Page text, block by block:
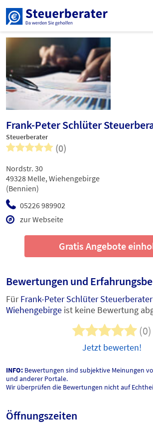
Frank-Peter Schlüter
Steuerberater
(0)
05226 989902
zur Webseite
Nordstr. 30
49328 Melle, Wiehengebirge
(Bennien)
Gratis Angebote
Bewertungen und
FürFrank-Peter Schlüter Steuerberater
Wiehengebirge ist keine Bewertung
(0)
Jetzt bewerten!
INFO: Bewertungen sind subjektive Meinungen
und anderer Portale.
Wir überprüfen die Bewertungen nicht auf
Öffnungszeiten